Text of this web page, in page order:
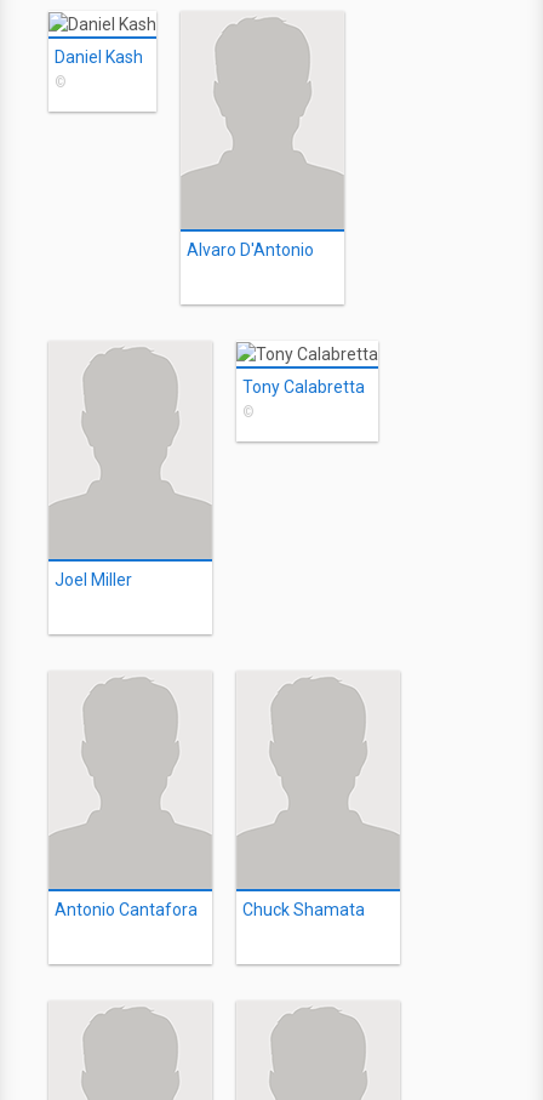
Daniel Kash
©
Alvaro D'Antonio
Joel Miller
Tony Calabretta
©
Antonio Cantafora Chuck Shamata